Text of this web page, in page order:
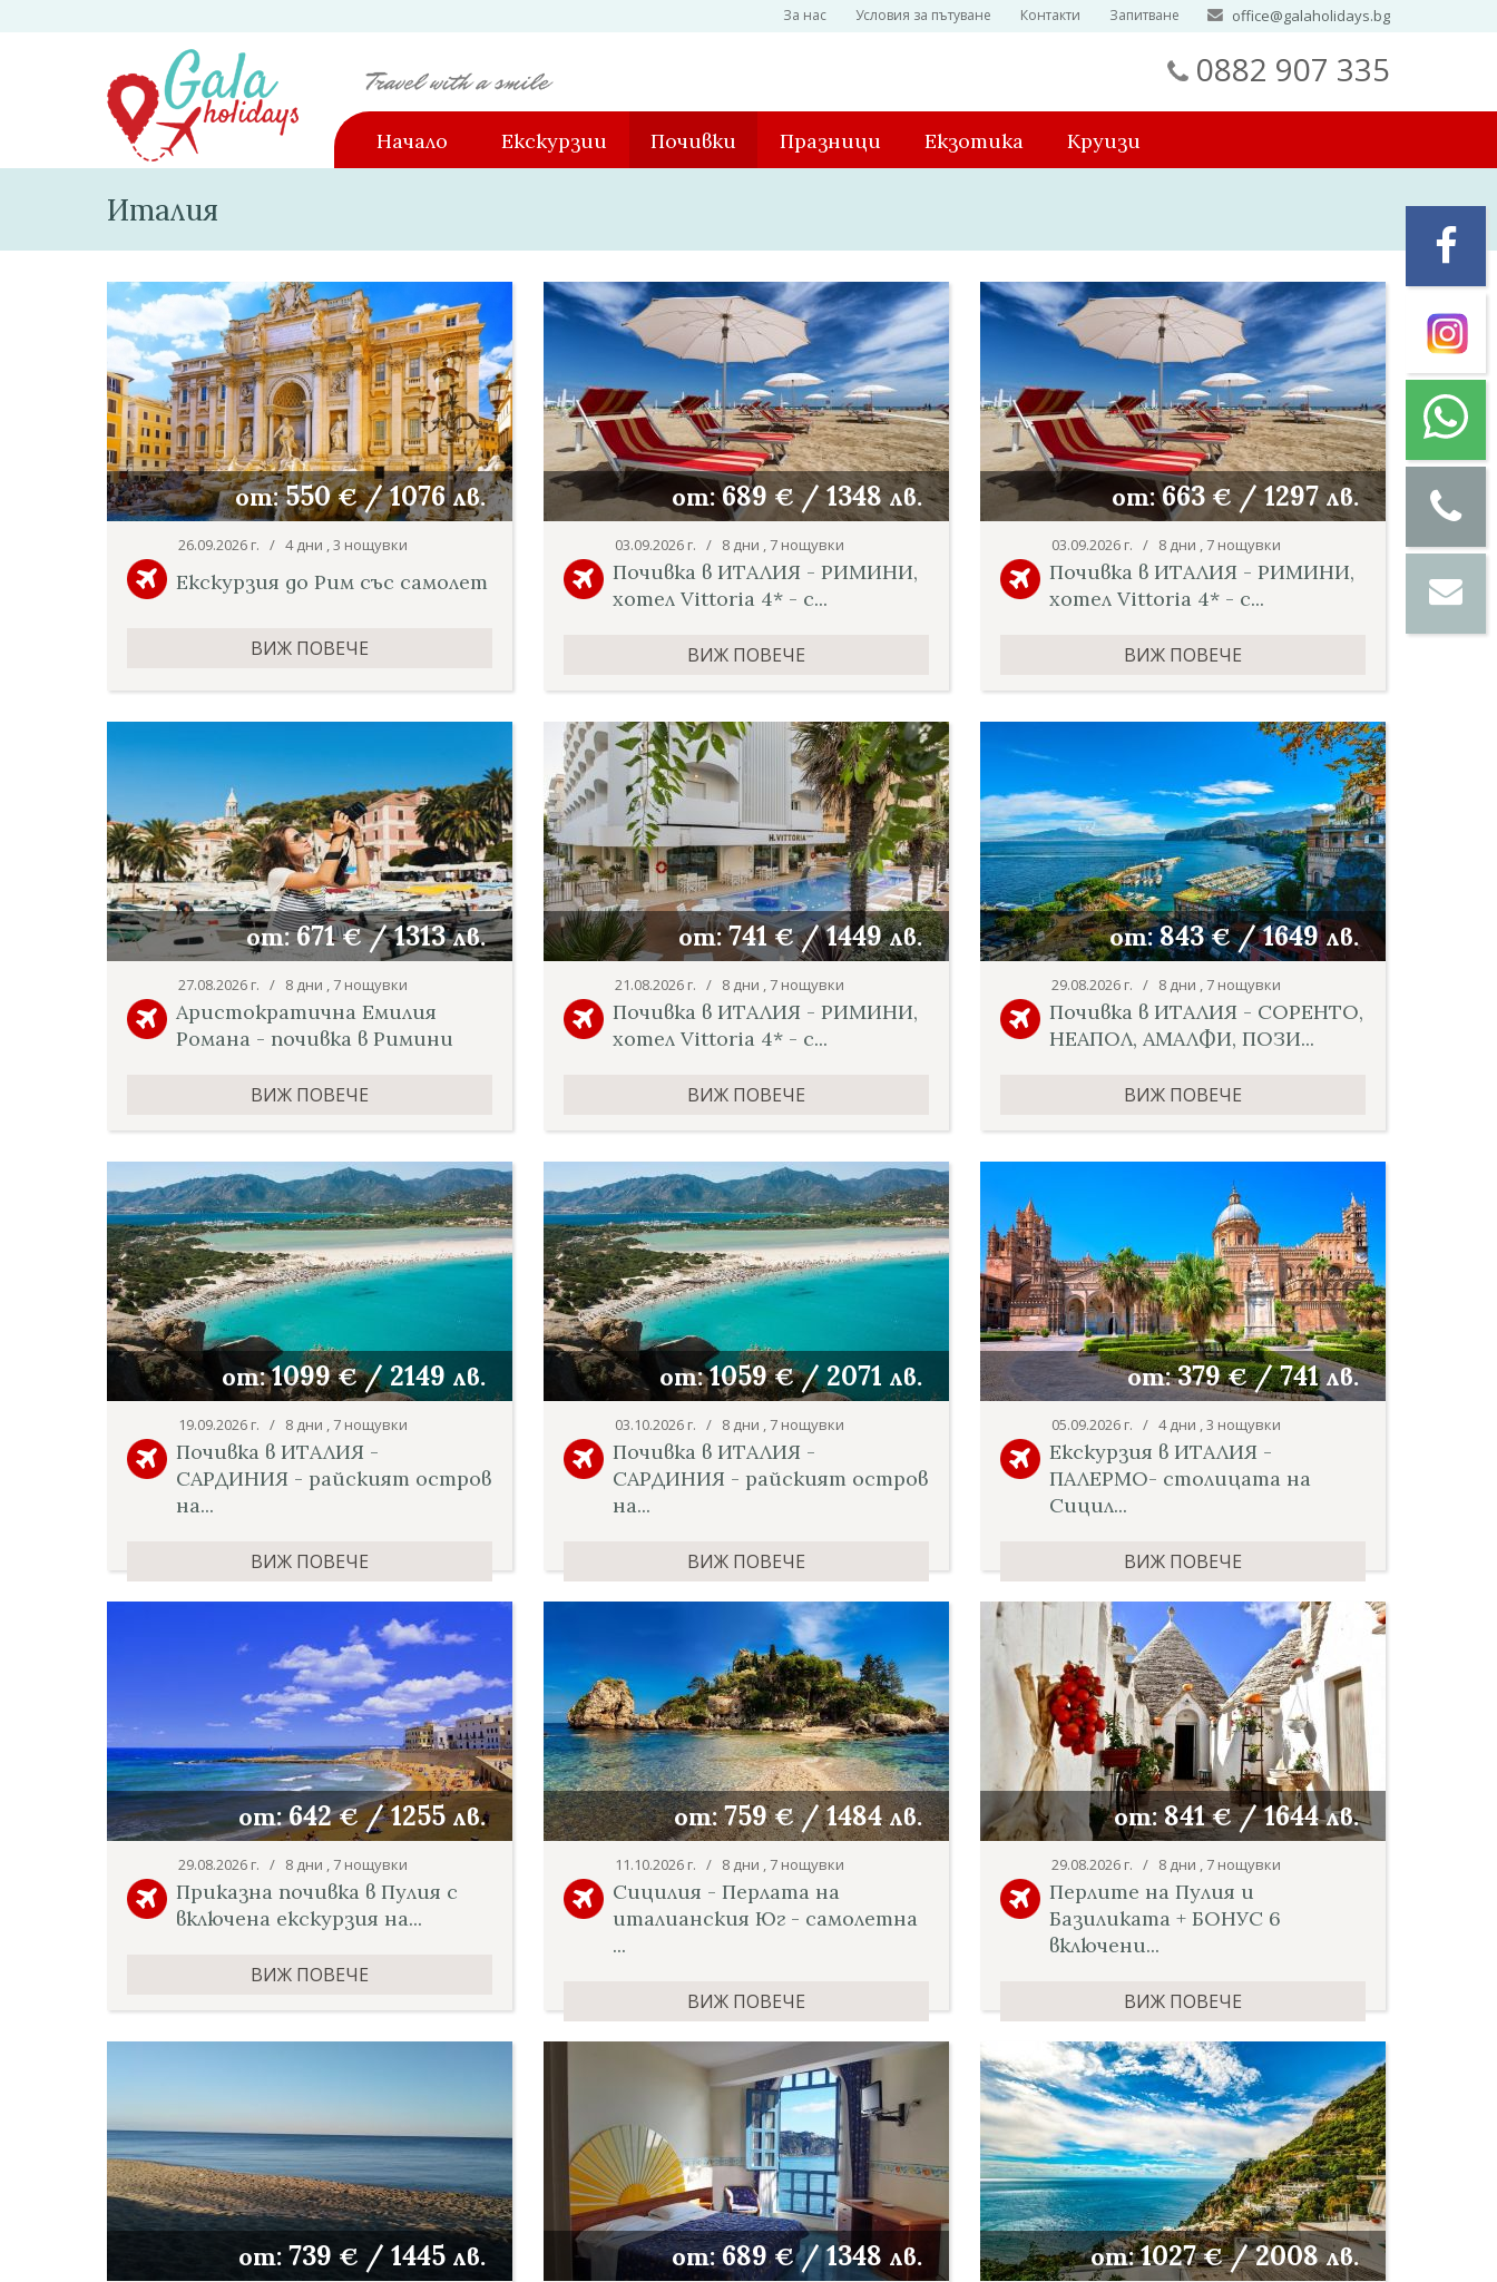
office@galaholidays.bg
За нас Условия за пътуване Контакти Запитване
0882 907 335
Начало Екскурзии Почивки Празници Екзотика Круизи
Италия
от:550€/1076лв.
26.09.2026 г. / 4 дни , 3 нощувки
Екскурзия до Рим със самолет
ВИЖ ПОВЕЧЕ
от:689 €/1348лв.
03.09.2026 г. / 8 дни , 7 нощувки
Почивка в ИТАЛИЯ - РИМИНИ,
хотел Vittoria 4* - с...
ВИЖ ПОВЕЧЕ
от:663 €/1297лв.
03.09.2026 г. / 8 дни , 7 нощувки
Почивка в ИТАЛИЯ - РИМИНИ,
хотел Vittoria 4* - с...
ВИЖ ПОВЕЧЕ
от:671€/1313лв.
27.08.2026 г. / 8 дни , 7 нощувки
Аристократична Емилия
Романа - почивка в Римини
ВИЖ ПОВЕЧЕ
от:741€/1449лв.
21.08.2026 г. / 8 дни , 7 нощувки
Почивка в ИТАЛИЯ - РИМИНИ,
хотел Vittoria 4* - с...
ВИЖ ПОВЕЧЕ
от:843€/1649лв.
29.08.2026 г. / 8 дни , 7 нощувки
Почивка в ИТАЛИЯ - СОРЕНТО,
НЕАПОЛ, АМАЛФИ, ПОЗИ...
ВИЖ ПОВЕЧЕ
от:1099€/ 2149 лв.
19.09.2026 г. / 8 дни , 7 нощувки
Почивка в ИТАЛИЯ -
САРДИНИЯ - райският остров
на...
ВИЖ ПОВЕЧЕ
от:1059€/ 2071 лв.
03.10.2026 г. / 8 дни , 7 нощувки
Почивка в ИТАЛИЯ -
САРДИНИЯ - райският остров
на...
ВИЖ ПОВЕЧЕ
от:379€/741лв.
05.09.2026 г. / 4 дни , 3 нощувки
Екскурзия в ИТАЛИЯ -
ПАЛЕРМО- столицата на
Сицил...
ВИЖ ПОВЕЧЕ
от:642€/1255лв.
29.08.2026 г. / 8 дни , 7 нощувки
Приказна почивка в Пулия с
включена екскурзия на...
ВИЖ ПОВЕЧЕ
от:759€/1484лв.
11.10.2026 г. / 8 дни , 7 нощувки
Сицилия - Перлата на
италианския Юг - самолетна
...
ВИЖ ПОВЕЧЕ
от:841€/1644лв.
29.08.2026 г. / 8 дни , 7 нощувки
Перлите на Пулия и
Базиликата + БОНУС 6
включени...
ВИЖ ПОВЕЧЕ
от: 739 € / 1445 лв. от:689€/1348 лв. от:1027€/2008лв.